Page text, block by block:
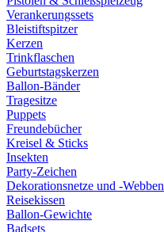
Verankerungssets
Bleistiftspitzer
Kerzen
Trinkflaschen
Geburtstagskerzen
Ballon-Bänder
Tragesitze
Puppets
Freundebücher
Kreisel & Sticks
Insekten
Party-Zeichen
Dekorationsnetze und -Webben
Reisekissen
Ballon-Gewichte
Badsets